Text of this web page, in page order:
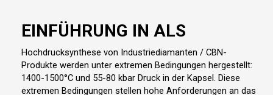
EINFÜHRUNG IN ALS
Hochdrucksynthese von Industriediamanten / CBN-
Produkte werden unter extremen Bedingungen hergestellt:
1400-1500°C und 55-80 kbar Druck in der Kapsel. Diese
extremen Bedingungen stellen hohe Anforderungen an das